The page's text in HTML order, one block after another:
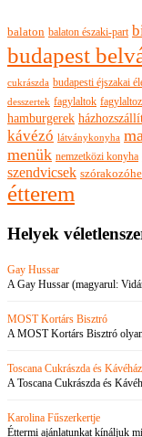
balaton balaton északi-part
budapest
cukrászda budapesti éjszakai
desszertek fagylaltok
hamburgerek
kávézó látványkonyha
menük nemzetközi konyha
szendvicsek
étterem
Helyek
Gay Hussar
A Gay Hussar (magyarul:
MOST Kortárs Bisztró
A MOST Kortárs Bisztró
Toscana Cukrászda és Kávéház
A Toscana Cukrászda és
Karolina Fűszerkertje
Éttermi ajánlatunkat kínáljuk